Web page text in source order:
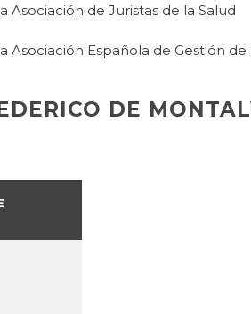
de Juristas de la Salud
Española de Gestión de
DE